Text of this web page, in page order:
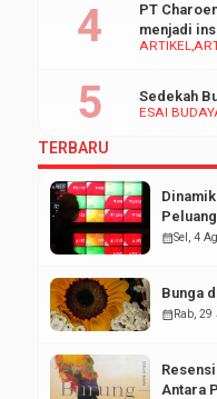
ARTIKEL
PT
menjadi
ESAI
Sedekah
TERBARU
Pasar
calendar_monthSel, 4
Bunga
calendar_monthRab,
Antara